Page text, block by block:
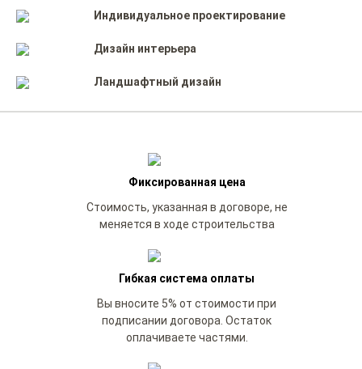
Индивидуальное проектирование
Дизайн интерьера
Ландшафтный дизайн
Фиксированная цена
Стоимость, указанная в договоре, не
меняется в ходе строительства
Гибкая система оплаты
Вы вносите 5% от стоимости при
подписании договора. Остаток
оплачиваете частями.